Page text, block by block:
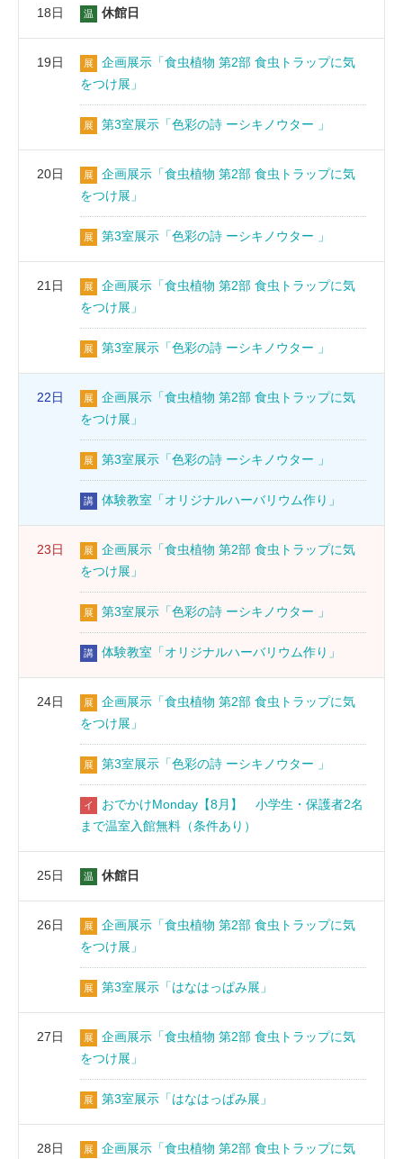
18日 温 休館日
19日 展
企画展示「食虫植物 第2部 食虫トラップに気
をつけ展」
展 第3室展示「色彩の詩 ーシキノウター 」
20日 展
企画展示「食虫植物 第2部 食虫トラップに気
をつけ展」
展 第3室展示「色彩の詩 ーシキノウター 」
21日 展
企画展示「食虫植物 第2部 食虫トラップに気
をつけ展」
展 第3室展示「色彩の詩 ーシキノウター 」
22日 展
企画展示「食虫植物 第2部 食虫トラップに気
をつけ展」
展 第3室展示「色彩の詩 ーシキノウター 」
講 体験教室「オリジナルハーバリウム作り」
23日 展
企画展示「食虫植物 第2部 食虫トラップに気
をつけ展」
展 第3室展示「色彩の詩 ーシキノウター 」
講 体験教室「オリジナルハーバリウム作り」
24日 展
企画展示「食虫植物 第2部 食虫トラップに気
をつけ展」
展 第3室展示「色彩の詩 ーシキノウター 」
イ
おでかけMonday【8月】 小学生・保護者2名
まで温室入館無料（条件あり）
25日 温 休館日
26日 展
企画展示「食虫植物 第2部 食虫トラップに気
をつけ展」
展 第3室展示「はなはっぱみ展」
27日 展
企画展示「食虫植物 第2部 食虫トラップに気
をつけ展」
展 第3室展示「はなはっぱみ展」
28日 展
企画展示「食虫植物 第2部 食虫トラップに気